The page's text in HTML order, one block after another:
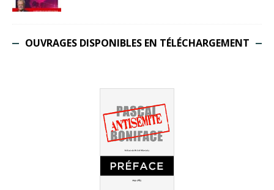
OUVRAGES DISPONIBLES EN TÉLÉCHARGEMENT